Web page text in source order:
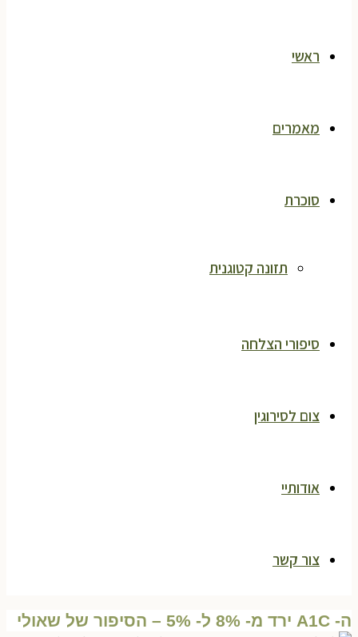
ראשי
מאמרים
סוכרת
תזונה קטוגנית
סיפורי הצלחה
צום לסירוגין
אודותיי
צור קשר
ה- A1C ירד מ- 8% ל- 5% – הסיפור של שאולי